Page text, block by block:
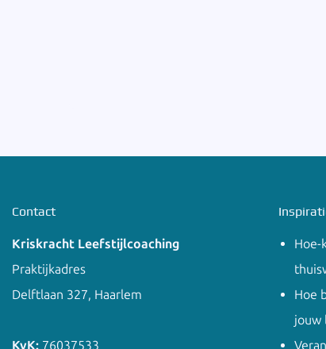
Contact
Kriskracht Leefstijlcoaching
Praktijkadres
Delftlaan 327, Haarlem
KvK: 76037533
Hoe-
Hoe
jouw